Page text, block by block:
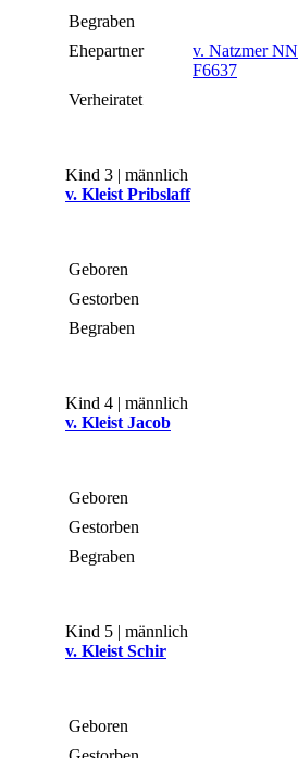
Begraben
Ehepartner
v. Natzmer NN
F6637
Verheiratet
Kind 3 | männlich
v. Kleist Pribslaff
Geboren
Gestorben
Begraben
Kind 4 | männlich
v. Kleist Jacob
Geboren
Gestorben
Begraben
Kind 5 | männlich
v. Kleist Schir
Geboren